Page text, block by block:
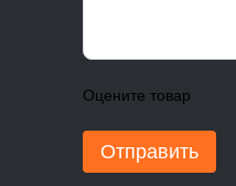
Оцените товар
Отправить